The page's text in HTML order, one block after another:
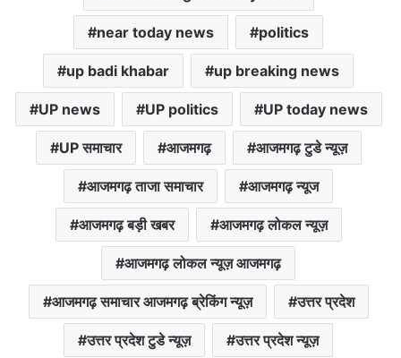
near today news politics
up badi khabar up breaking news
UP news UP politics UP today news
UP समाचार आजमगढ़ आजमगढ़ टुडे न्यूज़
आजमगढ़ ताजा समाचार आजमगढ़ न्यूज
आजमगढ़ बड़ी खबर आजमगढ़ लोकल न्यूज़
आजमगढ़ लोकल न्यूज़ आजमगढ़
आजमगढ़ समाचार आजमगढ़ ब्रेकिंग न्यूज़ उत्तर प्रदेश
उत्तर प्रदेश टुडे न्यूज़ उत्तर प्रदेश न्यूज़